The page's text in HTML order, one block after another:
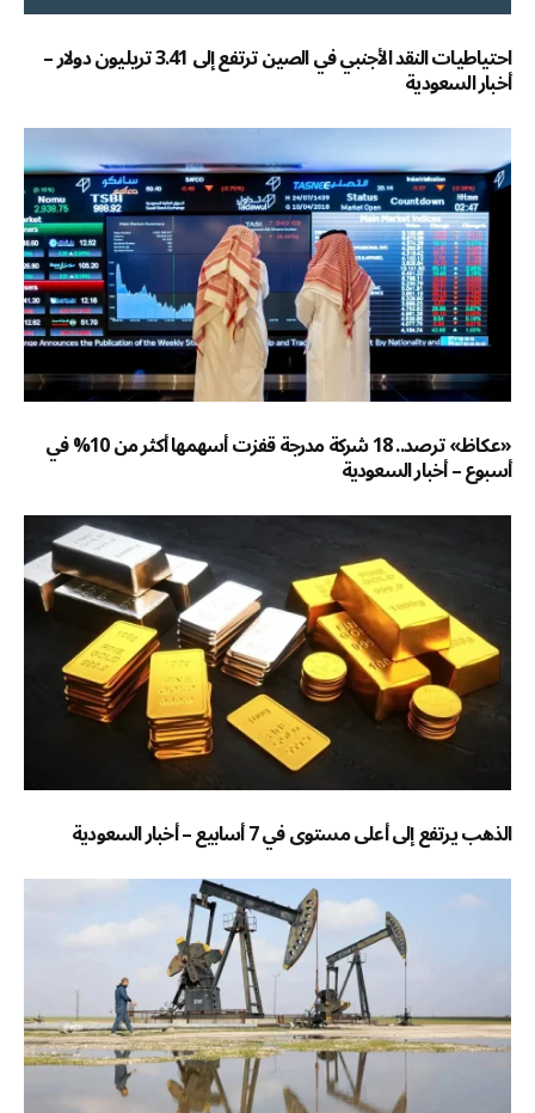
احتياطيات النقد الأجنبي في الصين ترتفع إلى 3.41 تريليون دولار –
أخبار السعودية
«عكاظ» ترصد.. 18 شركة مدرجة قفزت أسهمها أكثر من 10% في
أسبوع – أخبار السعودية
الذهب يرتفع إلى أعلى مستوى في 7 أسابيع – أخبار السعودية